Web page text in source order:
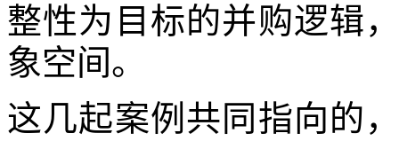
整性为目标的并购逻辑
象空间。
这几起案例共同指向的